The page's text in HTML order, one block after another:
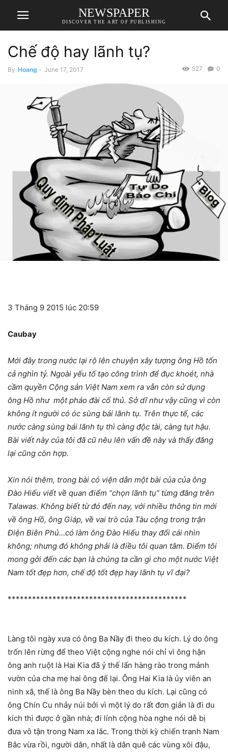
NEWSPAPER
DISCOVER THE ART OF PUBLISHING
Chế độ hay lãnh tụ?
By Hoang - June 17, 2017 0
527
3 Tháng 9 2015 lúc 20:59
Caubay
Mới đây trong nước lại rộ lên chuyện xây tượng ông Hồ tốn
cả nghìn tỷ. Ngoài yếu tố tạo công trình để đục khoét, nhà
cầm quyền Cộng sản Việt Nam xem ra vẫn còn sử dụng
ông Hồ như một pháo đài cố thủ. Sở dĩ như vậy cũng vì còn
không ít người có óc sùng bái lãnh tụ. Trên thực tế, các
nước càng sùng bái lãnh tụ thì càng độc tài, càng tụt hậu.
Bài viết này của tôi đã cũ nêu lên vấn đề này và thấy đăng
lại cũng còn hợp.
Xin nói thêm, trong bài có viện dẫn một bài của của ông
Đào Hiếu viết về quan điểm “chọn lãnh tụ” từng đăng trên
Talawas. Không biết từ đó đến nay, với nhiều thông tin mới
về ông Hồ, ông Giáp, về vai trò của Tàu cộng trong trận
Điện Biên Phủ…có làm ông Đào Hiếu thay đổi cái nhìn
không; nhưng đó không phải là điều tôi quan tâm. Điểm tôi
mong gởi đến các bạn là chúng ta cần gì cho một nước Việt
Nam tốt đẹp hơn, chế độ tốt đẹp hay lãnh tụ vĩ đại?
********************************************
Làng tôi ngày xưa có ông Ba Nầy đi theo du kích. Lý do ông
trốn lên rừng để theo Việt cộng nghe nói chỉ vì ông hận
ông anh ruột là Hai Kia đã ỷ thế lấn hàng rào trong mảnh
vườn của cha mẹ hai ông để lại. Ông Hai Kia là ủy viên an
ninh xã, thế là ông Ba Nầy bèn theo du kích. Lại cũng có
ông Chín Cu nhảy núi bởi vì một lý do rất đơn giản là đi du
kích thì được ở gần nhà; đi lính cộng hòa nghe nói dễ bị
đưa vô tận trong Nam xa lắc. Trong thời kỳ chiến tranh Nam
Bắc vừa rồi, người dân, nhất là dân quê các vùng xôi đậu,